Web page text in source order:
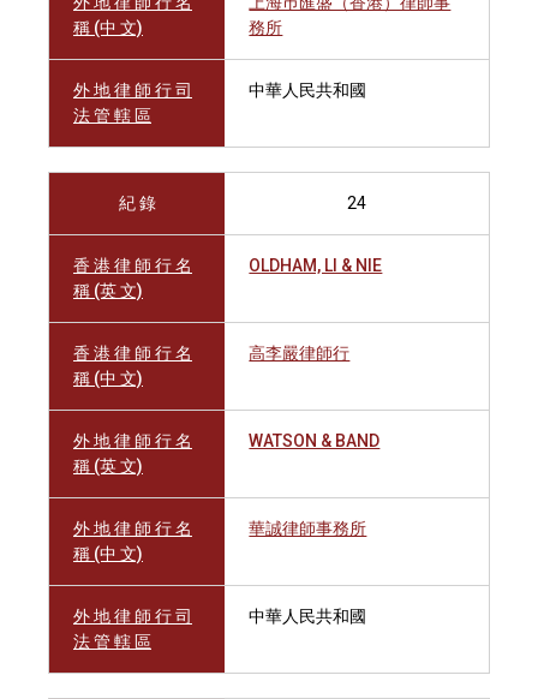
稱 (中 文)
務所
外 地 律 師 行 司
法 管 轄 區
中華人民共和國
紀 錄 24
香 港 律 師 行 名
稱 (英 文)
OLDHAM, LI & NIE
香 港 律 師 行 名
稱 (中 文)
高李嚴律師行
外 地 律 師 行 名
稱 (英 文)
WATSON & BAND
外 地 律 師 行 名
稱 (中 文)
華誠律師事務所
外 地 律 師 行 司
法 管 轄 區
中華人民共和國